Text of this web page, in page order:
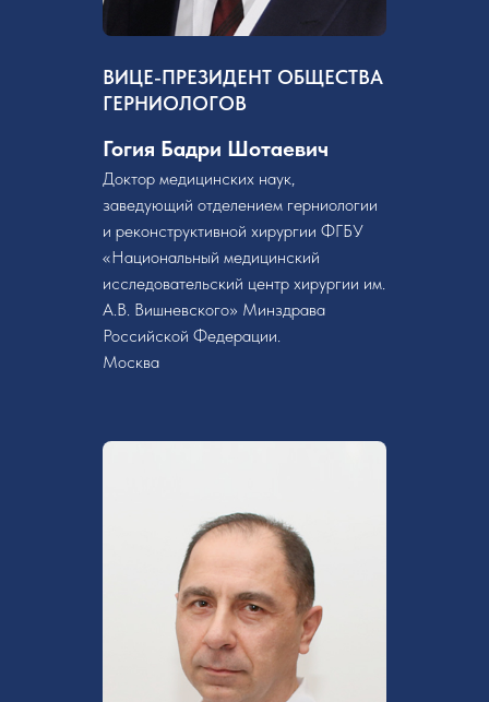
ВИЦЕ-ПРЕЗИДЕНТ ОБЩЕСТВА
ГЕРНИОЛОГОВ
Гогия Бадри Шотаевич
Доктор медицинских наук,
заведующий отделением герниологии
и реконструктивной хирургии ФГБУ
«Национальный медицинский
исследовательский центр хирургии им.
А.В. Вишневского» Минздрава
Российской Федерации.
Москва